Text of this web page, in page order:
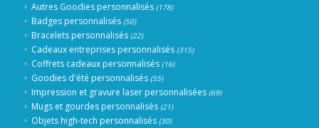
Autres Goodies personnalisés (178)
Badges personnalisés (50)
Bracelets personnalisés (22)
Cadeaux entreprises personnalisés (315)
Coffrets cadeaux personnalisés (16)
Goodies d'été personnalisés (55)
Impression et gravure laser personnalisées (69)
Mugs et gourdes personnalisés (21)
Objets high-tech personnalisés (30)